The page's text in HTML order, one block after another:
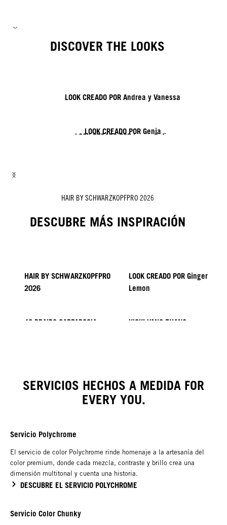
DISCOVER THE LOOKS
LOOK CREADO POR Andrea y Vanessa
LOOK CREADO POR Genia
LOOK CREADO POR Lisa y Sofia
HAIR BY SCHWARZKOPFPRO 2026
DESCUBRE MÁS INSPIRACIÓN
HAIR BY SCHWARZKOPFPRO
2026
LOOK CREADO POR Ginger
Lemon
40 BRAIDS CAPPADOCIA KICKI YANG ZHANG
SERVICIOS HECHOS A MEDIDA FOR
EVERY YOU.
Servicio Polychrome
El servicio de color Polychrome rinde homenaje a la artesanía del
color premium, donde cada mezcla, contraste y brillo crea una
dimensión multitonal y cuenta una historia.
DESCUBRE EL SERVICIO POLYCHROME
Servicio Color Chunky